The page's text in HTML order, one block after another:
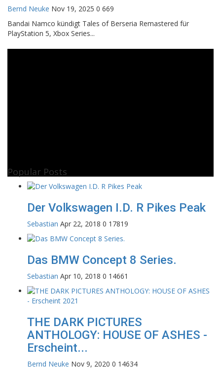
Bernd Neuke Nov 19, 2025 0 669
Bandai Namco kündigt Tales of Berseria Remastered für
PlayStation 5, Xbox Series...
Popular Posts
Der Volkswagen I.D. R Pikes Peak
Sebastian Apr 22, 2018 0 17819
Das BMW Concept 8 Series.
Sebastian Apr 10, 2018 0 14661
THE DARK PICTURES
ANTHOLOGY: HOUSE OF ASHES -
Erscheint...
Bernd Neuke Nov 9, 2020 0 14634